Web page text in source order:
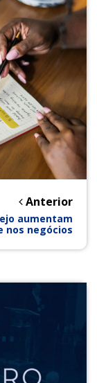
Anterior
aumentam
nos negócios